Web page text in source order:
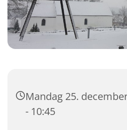
Mandag 25.
- 10:45